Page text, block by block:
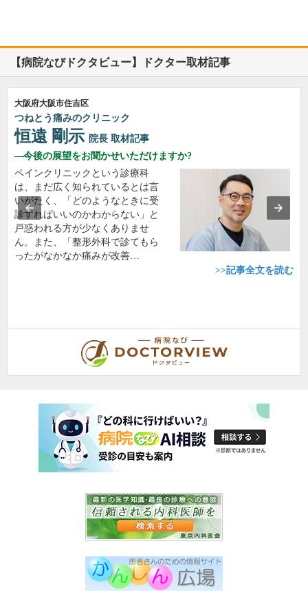
【病院なびドクタビュー】ドクター取材記事
大阪府大阪市住吉区
つねとう痛みのクリニック
恒遠 剛示 院長 取材記事
今後の展望をお聞かせいただけますか?
ペインクリニックという診療科
は、まだ広く知られているとは言
いがたく、「どのようなときに受
診すればいいのかわからない」と
戸惑われる方が少なくありませ
ん。また、「整形外科で診てもら
ったがなかなか痛みが改善…
>>記事全文を読む